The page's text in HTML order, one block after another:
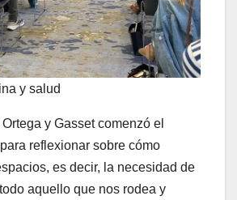
y salud
y Gasset comenzó el
reflexionar sobre cómo
es decir, la necesidad de
aquello que nos rodea y